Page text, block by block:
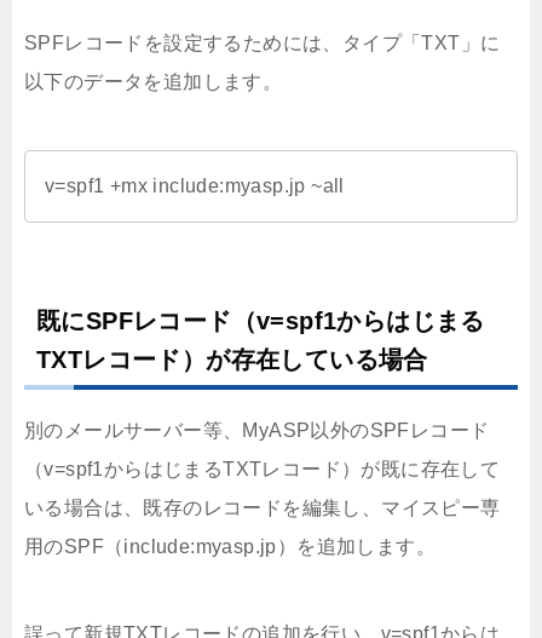
SPFレコードを設定するためには、タイプ「TXT」に
以下のデータを追加します。
v=spf1 +mx include:myasp.jp ~all
既にSPFレコード（v=spf1からはじまる
TXTレコード）が存在している場合
別のメールサーバー等、MyASP以外のSPFレコード
（v=spf1からはじまるTXTレコード）が既に存在して
いる場合は、既存のレコードを編集し、マイスピー専
用のSPF（include:myasp.jp）を追加します。
誤って新規TXTレコードの追加を行い、v=spf1からは